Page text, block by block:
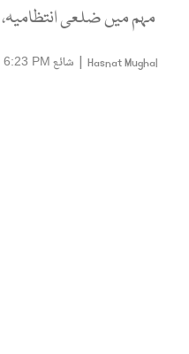
مہم میں ضلعی
Hasnat Mughal
| شائع PM